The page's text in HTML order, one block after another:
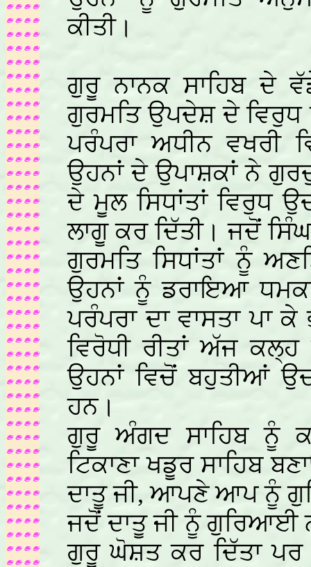
ਕੀਤੀ।
ਗੁਰੂ ਨਾਨਕ ਸਾਹਿਬ ਦੇ
ਗੁਰਮਤਿ ਉਪਦੇਸ਼ ਦੇ ਵਿਰੁਧ
ਪਰੰਪਰਾ ਅਧੀਨ ਵਖਰੀ
ਉਹਨਾਂ ਦੇ ਉਪਾਸ਼ਕਾਂ ਨੇ
ਦੇ ਮੂਲ ਸਿਧਾਂਤਾਂ ਵਿਰੁਧ
ਲਾਗੂ ਕਰ ਦਿੱਤੀ। ਜਦੋਂ
ਗੁਰਮਤਿ ਸਿਧਾਂਤਾਂ ਨੂੰ
ਉਹਨਾਂ ਨੂੰ ਡਰਾਇਆ
ਪਰੰਪਰਾ ਦਾ ਵਾਸਤਾ ਪਾ
ਵਿਰੋਧੀ ਰੀਤਾਂ ਅੱਜ
ਉਹਨਾਂ ਵਿਚੋਂ ਬਹੁਤੀਆਂ
ਹਨ।
ਗੁਰੂ ਅੰਗਦ ਸਾਹਿਬ ਨੂੰ
ਟਿਕਾਣਾ ਖਡੂਰ ਸਾਹਿਬ
ਦਾਤੂ ਜੀ, ਆਪਣੇ ਆਪ ਨੂੰ
ਜਦੋਂ ਦਾਤੂ ਜੀ ਨੂੰ ਗੁਰਿਆਈ
ਗੁਰੂ ਘੋਸ਼ਤ ਕਰ ਦਿੱਤਾ